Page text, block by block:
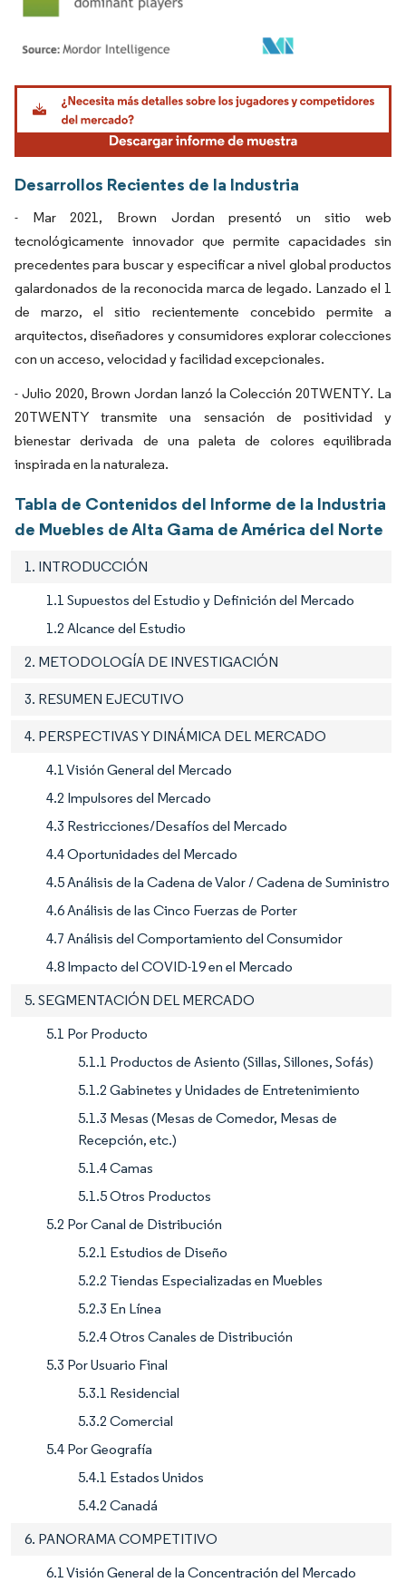
Imagen © Mordor Intelligence. El uso requiere atribución según CC BY 4.0.
Desarrollos Recientes de la Industria
- Mar 2021, Brown Jordan presentó un sitio web
tecnológicamente innovador que permite capacidades sin
precedentes para buscar y especificar a nivel global productos
galardonados de la reconocida marca de legado. Lanzado el 1
de marzo, el sitio recientemente concebido permite a
arquitectos, diseñadores y consumidores explorar colecciones
con un acceso, velocidad y facilidad excepcionales.
- Julio 2020, Brown Jordan lanzó la Colección 20TWENTY. La
20TWENTY transmite una sensación de positividad y
bienestar derivada de una paleta de colores equilibrada
inspirada en la naturaleza.
Tabla de Contenidos del Informe de la Industria
de Muebles de Alta Gama de América del Norte
1. INTRODUCCIÓN
1.1 Supuestos del Estudio y Definición del Mercado
1.2 Alcance del Estudio
2. METODOLOGÍA DE INVESTIGACIÓN
3. RESUMEN EJECUTIVO
4. PERSPECTIVAS Y DINÁMICA DEL MERCADO
4.1 Visión General del Mercado
4.2 Impulsores del Mercado
4.3 Restricciones/Desafíos del Mercado
4.4 Oportunidades del Mercado
4.5 Análisis de la Cadena de Valor / Cadena de Suministro
4.6 Análisis de las Cinco Fuerzas de Porter
4.7 Análisis del Comportamiento del Consumidor
4.8 Impacto del COVID-19 en el Mercado
5. SEGMENTACIÓN DEL MERCADO
5.1 Por Producto
5.1.1 Productos de Asiento (Sillas, Sillones, Sofás)
5.1.2 Gabinetes y Unidades de Entretenimiento
5.1.3 Mesas (Mesas de Comedor, Mesas de
Recepción, etc.)
5.1.4 Camas
5.1.5 Otros Productos
5.2 Por Canal de Distribución
5.2.1 Estudios de Diseño
5.2.2 Tiendas Especializadas en Muebles
5.2.3 En Línea
5.2.4 Otros Canales de Distribución
5.3 Por Usuario Final
5.3.1 Residencial
5.3.2 Comercial
5.4 Por Geografía
5.4.1 Estados Unidos
5.4.2 Canadá
6. PANORAMA COMPETITIVO
6.1 Visión General de la Concentración del Mercado